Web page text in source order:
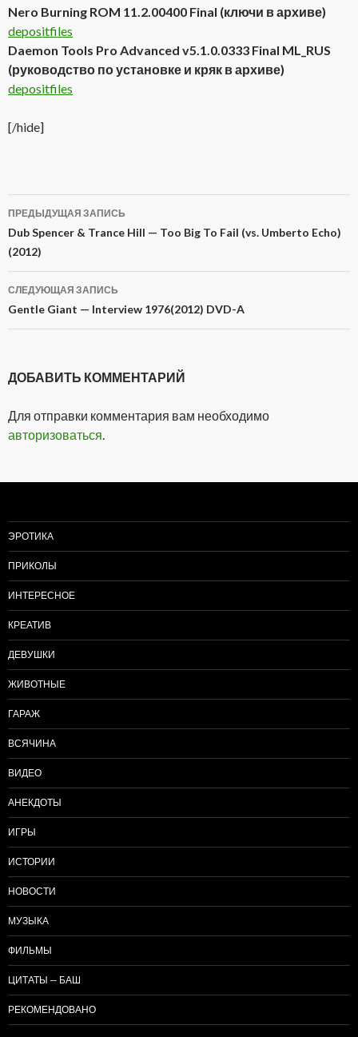
Nero Burning ROM 11.2.00400 Final (ключи в архиве)
depositfiles
Daemon Tools Pro Advanced v5.1.0.0333 Final ML_RUS
(руководство по установке и кряк в архиве)
depositfiles
[/hide]
Навигация
по
записям
ПРЕДЫДУЩАЯ ЗАПИСЬ
Dub Spencer & Trance Hill — Too Big To Fail (vs. Umberto Echo)
(2012)
СЛЕДУЮЩАЯ ЗАПИСЬ
Gentle Giant — Interview 1976(2012) DVD-A
ДОБАВИТЬ КОММЕНТАРИЙ
Для отправки комментария вам необходимо
авторизоваться.
ЭРОТИКА
ПРИКОЛЫ
ИНТЕРЕСНОЕ
КРЕАТИВ
ДЕВУШКИ
ЖИВОТНЫЕ
ГАРАЖ
ВСЯЧИНА
ВИДЕО
АНЕКДОТЫ
ИГРЫ
ИСТОРИИ
НОВОСТИ
МУЗЫКА
ФИЛЬМЫ
ЦИТАТЫ — БАШ
РЕКОМЕНДОВАНО